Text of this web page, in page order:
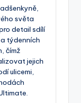
světa
detail sdílí
týdenních
čímž
jejich
ulicemi,